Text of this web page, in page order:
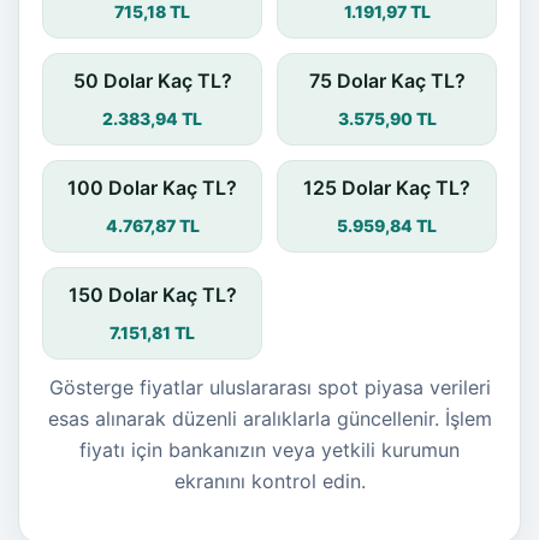
715,18 TL 1.191,97 TL
50 Dolar Kaç TL?
2.383,94 TL
75 Dolar Kaç TL?
3.575,90 TL
100 Dolar Kaç TL?
4.767,87 TL
125 Dolar Kaç TL?
5.959,84 TL
150 Dolar Kaç TL?
7.151,81 TL
Gösterge fiyatlar uluslararası spot piyasa verileri
esas alınarak düzenli aralıklarla güncellenir. İşlem
fiyatı için bankanızın veya yetkili kurumun
ekranını kontrol edin.